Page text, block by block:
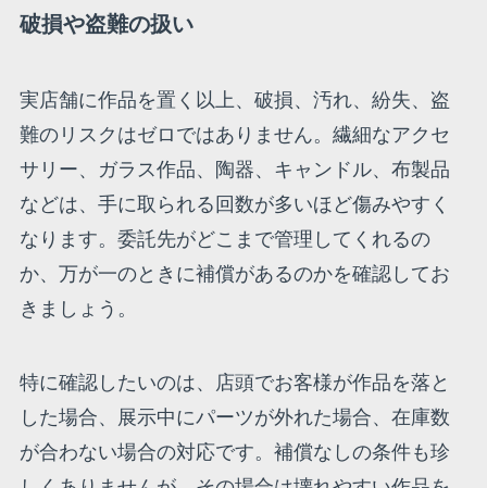
破損や盗難の扱い
実店舗に作品を置く以上、破損、汚れ、紛失、盗
難のリスクはゼロではありません。繊細なアクセ
サリー、ガラス作品、陶器、キャンドル、布製品
などは、手に取られる回数が多いほど傷みやすく
なります。委託先がどこまで管理してくれるの
か、万が一のときに補償があるのかを確認してお
きましょう。
特に確認したいのは、店頭でお客様が作品を落と
した場合、展示中にパーツが外れた場合、在庫数
が合わない場合の対応です。補償なしの条件も珍